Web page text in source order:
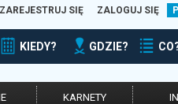
ZAREJESTRUJ SIĘ ZALOGUJ SIĘ
KIEDY? GDZIE?
KARNETY